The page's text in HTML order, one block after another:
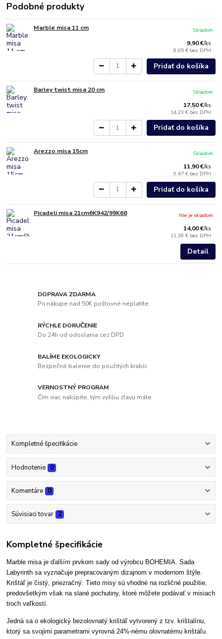
Podobné produkty
Marble misa 11 cm
9,90 €/ks
8,05 € bez DPH
Skladom
Pridať do košíka
Barley twist misa 20 cm
17,50 €/ks
14,23 € bez DPH
Skladom
Pridať do košíka
Arezzo misa 15cm
11,90 €/ks
9,67 € bez DPH
Skladom
Pridať do košíka
Picadeli misa 21cm6K942/99K68
14,00 €/ks
11,38 € bez DPH
Nie je skladom
Detail
DOPRAVA ZDARMA
Pri nákupe nad 50€ poštovné neplatíte.
RÝCHLE DORUČENIE
Do 24h od odoslania cez DPD
BALÍME EKOLOGICKY
Bezpečné balenie do použitých krabíc
VERNOSTNÝ PROGRAM
Čím viac nakúpite, tým vyššiu zľavu máte
Kompletné špecifikácie
Hodnotenie 0
Komentáre 0
Súvisiaci tovar 2
Kompletné špecifikácie
Marble misa je ďalším prvkom sady od výrobcu BOHEMIA. Sada
Labyrinth sa vyznačuje prepracovaným dizajnom v modernom štýle.
Krištáľ je čistý, priezračný. Tieto misy sú vhodné na rozličné použitie,
predovšetkým však na slané pochutiny, ktoré môžete podávať v misiach
troch veľkostí.
Jedná sa o ekologický bezolovnatý krištáľ vytvorený z tzv. krištalínu,
ktorý sa svojimi parametrami vyrovná 24%-nému olovnatému krištáľu.